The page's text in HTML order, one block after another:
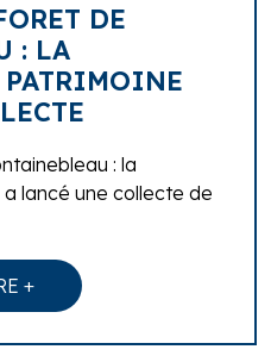
DE
: LA
: la
lancé une collecte de
+